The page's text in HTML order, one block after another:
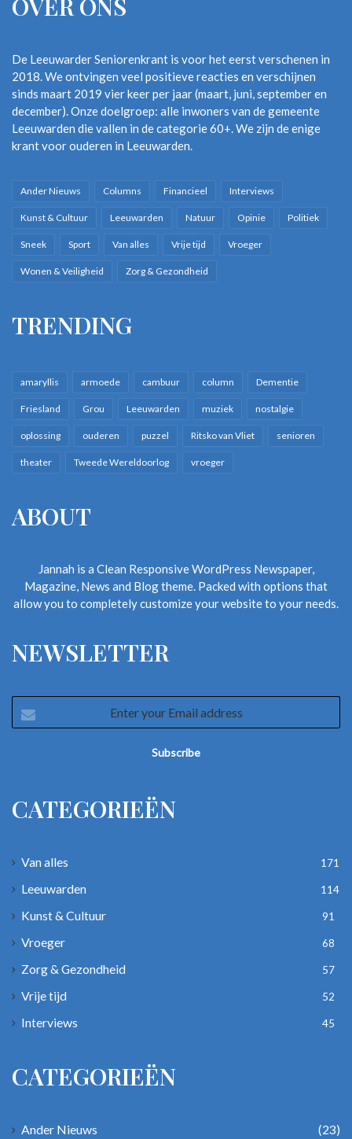
OVER ONS
De Leeuwarder Seniorenkrant is voor het eerst verschenen in
2018. We ontvingen veel positieve reacties en verschijnen
sinds maart 2019 vier keer per jaar (maart, juni, september en
december). Onze doelgroep: alle inwoners van de gemeente
Leeuwarden die vallen in de categorie 60+. We zijn de enige
krant voor ouderen in Leeuwarden.
Ander Nieuws Columns Financieel Interviews
Kunst & Cultuur Leeuwarden Natuur Opinie Politiek
Sneek Sport Van alles Vrije tijd Vroeger
Wonen & Veiligheid Zorg & Gezondheid
TRENDING
amaryllis armoede cambuur column Dementie
Friesland Grou Leeuwarden muziek nostalgie
oplossing ouderen puzzel Ritsko van Vliet senioren
theater Tweede Wereldoorlog vroeger
ABOUT
Jannah is a Clean Responsive WordPress Newspaper,
Magazine, News and Blog theme. Packed with options that
allow you to completely customize your website to your needs.
NEWSLETTER
your
CATEGORIEËN
Van alles 171
Leeuwarden 114
Kunst & Cultuur 91
Vroeger 68
Zorg & Gezondheid 57
Vrije tijd 52
Interviews 45
CATEGORIEËN
Ander Nieuws (23)